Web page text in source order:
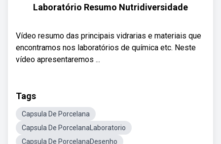
Laboratório Resumo Nutridiversidade
Vídeo resumo das principais vidrarias e materiais que
encontramos nos laboratórios de química etc. Neste
vídeo apresentaremos ...
Tags
Capsula De Porcelana
Capsula De PorcelanaLaboratorio
Capsula De PorcelanaDesenho